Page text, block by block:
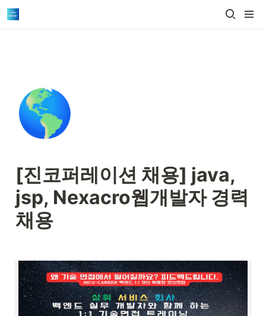
🌎
[진코퍼레이션 채용] java,
jsp, Nexacro웹개발자 경력
채용